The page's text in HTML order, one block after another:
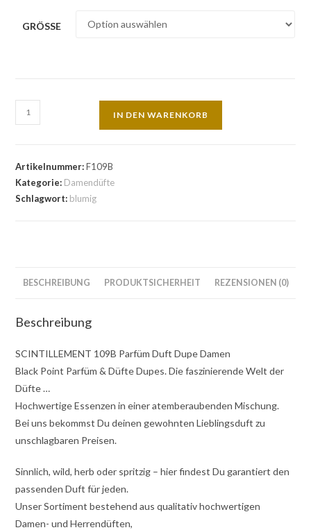
GRÖSSE
IN DEN WARENKORB
Artikelnummer:F109B
Kategorie: Damendüfte
Schlagwort: blumig
BESCHREIBUNG PRODUKTSICHERHEIT REZENSIONEN (0)
Beschreibung
SCINTILLEMENT 109B Parfüm Duft Dupe Damen
Black Point Parfüm & Düfte Dupes. Die faszinierende Welt der
Düfte …
Hochwertige Essenzen in einer atemberaubenden Mischung.
Bei uns bekommst Du deinen gewohnten Lieblingsduft zu
unschlagbaren Preisen.
Sinnlich, wild, herb oder spritzig – hier findest Du garantiert den
passenden Duft für jeden.
Unser Sortiment bestehend aus qualitativ hochwertigen
Damen- und Herrendüften,